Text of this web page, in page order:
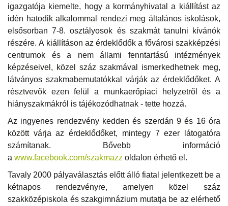
igazgatója kiemelte, hogy a kormányhivatal a kiállítást az
idén hatodik alkalommal rendezi meg általános iskolások,
elsősorban 7-8. osztályosok és szakmát tanulni kívánók
részére. A kiállításon az érdeklődők a fővárosi szakképzési
centrumok és a nem állami fenntartású intézmények
képzéseivel, közel száz szakmával ismerkedhetnek meg,
látványos szakmabemutatókkal várják az érdeklődőket. A
résztvevők ezen felül a munkaerőpiaci helyzetről és a
hiányszakmákról is tájékozódhatnak - tette hozzá.
Az ingyenes rendezvény kedden és szerdán 9 és 16 óra
között várja az érdeklődőket, mintegy 7 ezer látogatóra
számítanak. Bővebb információ
a www.facebook.com/szakmazz oldalon érhető el.
Tavaly 2000 pályaválasztás előtt álló fiatal jelentkezett be a
kétnapos rendezvényre, amelyen közel száz
szakközépiskola és szakgimnázium mutatja be az elérhető